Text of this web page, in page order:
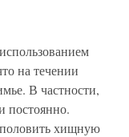
на течении
В частности,
постоянно.
хищную